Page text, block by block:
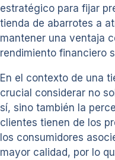
estratégico para fijar
tienda de abarrotes a
mantener una ventaja
rendimiento financiero
En el contexto de una
crucial considerar no
sí, sino también la
clientes tienen de los
los consumidores
mayor calidad, por lo